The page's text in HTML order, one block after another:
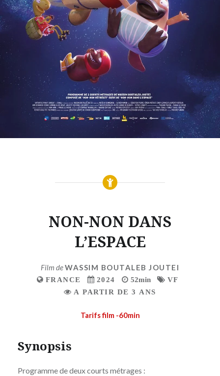
NON-NON DANS
L’ESPACE
Film deWASSIM BOUTALEB JOUTEI
FRANCE 2024 52min
VF
A PARTIR DE 3 ANS
Tarifs film -60min
Synopsis
Programme de deux courts métrages :